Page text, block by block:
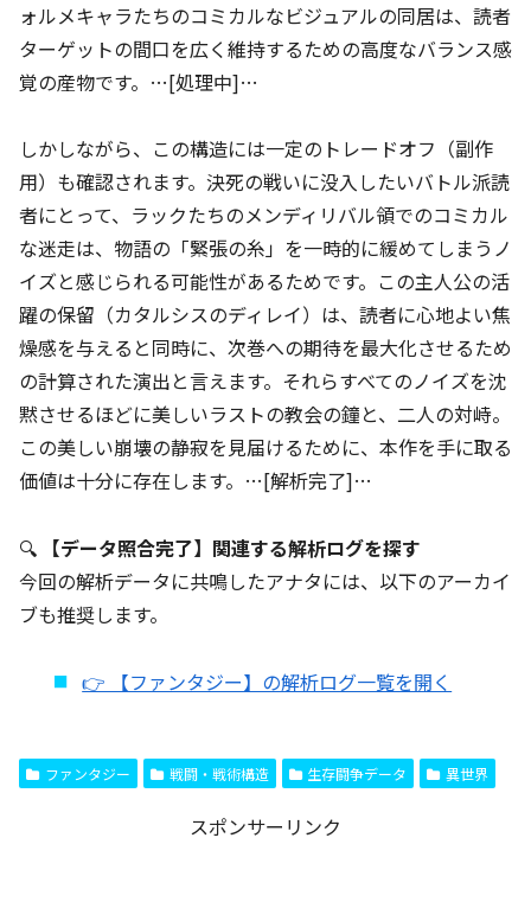
ォルメキャラたちのコミカルなビジュアルの同居は、読者
ターゲットの間口を広く維持するための高度なバランス感
覚の産物です。…[処理中]…
しかしながら、この構造には一定のトレードオフ（副作
用）も確認されます。決死の戦いに没入したいバトル派読
者にとって、ラックたちのメンディリバル領でのコミカル
な迷走は、物語の「緊張の糸」を一時的に緩めてしまうノ
イズと感じられる可能性があるためです。この主人公の活
躍の保留（カタルシスのディレイ）は、読者に心地よい焦
燥感を与えると同時に、次巻への期待を最大化させるため
の計算された演出と言えます。それらすべてのノイズを沈
黙させるほどに美しいラストの教会の鐘と、二人の対峙。
この美しい崩壊の静寂を見届けるために、本作を手に取る
価値は十分に存在します。…[解析完了]…
🔍 【データ照合完了】関連する解析ログを探す
今回の解析データに共鳴したアナタには、以下のアーカイ
ブも推奨します。
👉 【ファンタジー】の解析ログ一覧を開く
ファンタジー 戦闘・戦術構造 生存闘争データ 異世界
スポンサーリンク